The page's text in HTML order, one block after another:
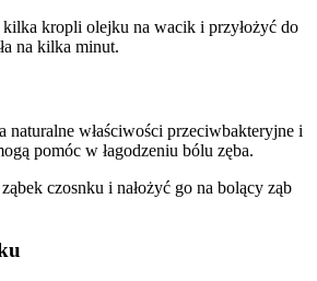
kilka kropli olejku na wacik i przyłożyć do
na kilka minut.
naturalne właściwości przeciwbakteryjne i
pomóc w łagodzeniu bólu zęba.
czosnku i nałożyć go na bolący ząb